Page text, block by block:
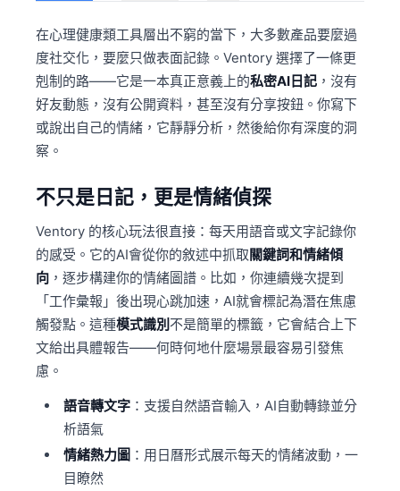
在心理健康類工具層出不窮的當下，大多數產品要麼過
度社交化，要麼只做表面記錄。Ventory 選擇了一條更
剋制的路——它是一本真正意義上的私密AI日記 ，沒有
好友動態，沒有公開資料，甚至沒有分享按鈕。你寫下
或說出自己的情緒，它靜靜分析，然後給你有深度的洞
察。
不只是日記，更是情緒偵探
Ventory 的核心玩法很直接：每天用語音或文字記錄你
的感受。它的AI會從你的敘述中抓取關鍵詞和情緒傾
向 ，逐步構建你的情緒圖譜。比如，你連續幾次提到
「工作彙報」後出現心跳加速，AI就會標記為潛在焦慮
觸發點。這種模式識別 不是簡單的標籤，它會結合上下
文給出具體報告——何時何地什麼場景最容易引發焦
慮。
語音轉文字：支援自然語音輸入，AI自動轉錄並分
析語氣
情緒熱力圖 ：用日曆形式展示每天的情緒波動，一
目瞭然